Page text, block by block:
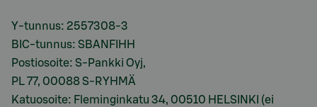
Y-tunnus: 2557308-3
BIC-tunnus: SBANFIHH
Postiosoite: S-Pankki Oyj,
PL 77, 00088 S-RYHMÄ
Katuosoite: Fleminginkatu 34, 00510 HELSINKI (ei